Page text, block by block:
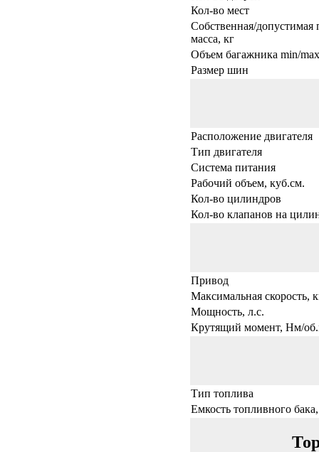
Кол-во мест
Собственная/допустимая
масса, кг
Объем багажника min/
Размер шин
Расположение двигателя
Тип двигателя
Система питания
Рабочий объем, куб.см.
Кол-во цилиндров
Кол-во клапанов на
Привод
Максимальная скорость,
Мощность, л.с.
Крутящий момент, Нм/
Тип топлива
Емкость топливного